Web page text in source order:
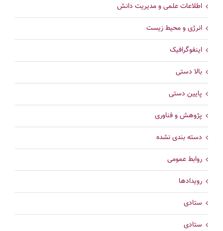
اطلاعات علمی و مدیریت دانش
انرژی و محیط زیست
اینفوگرافیک
بالا دستی
پایین دستی
پژوهش و فناوری
دسته بندی نشده
روابط عمومی
رویدادها
ستادی
ستادی